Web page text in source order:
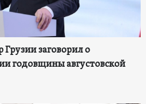
заговорил о
годовщины августовской